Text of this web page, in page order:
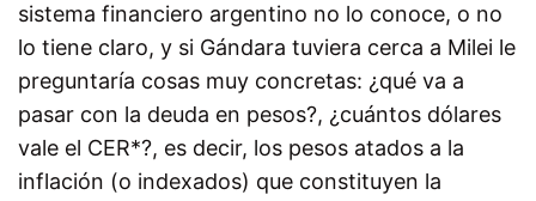
sistema financiero argentino no lo conoce, o no
lo tiene claro, y si Gándara tuviera cerca a Milei le
preguntaría cosas muy concretas: ¿qué va a
pasar con la deuda en pesos?, ¿cuántos dólares
vale el CER*?, es decir, los pesos atados a la
inflación (o indexados) que constituyen la